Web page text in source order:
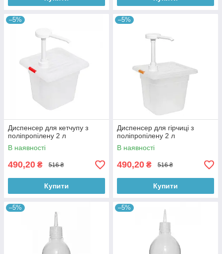
–5%
Диспенсер для кетчупу з
поліпропілену 2 л
В наявності
490,20 ₴ 516 ₴
Купити
–5%
Диспенсер для гірчиці з
поліпропілену 2 л
В наявності
490,20 ₴ 516 ₴
Купити
–5% –5%